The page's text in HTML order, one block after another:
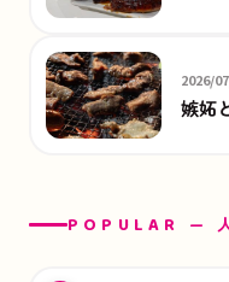
2026/
嫉妬
POPULAR —